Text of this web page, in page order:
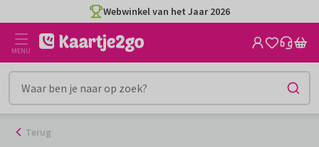
naar
inhoud
Webwinkel van het Jaar 2026
MENU
Terug